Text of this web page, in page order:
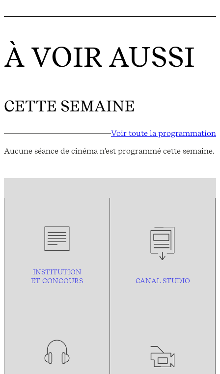
À VOIR AUSSI
CETTE SEMAINE
Voir toute la programmation
Aucune séance de cinéma n'est programmé cette semaine.
INSTITUTION
ET CONCOURS
CANAL STUDIO